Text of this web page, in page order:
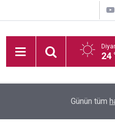
24
Diyarbakır'da boş
Günün tüm